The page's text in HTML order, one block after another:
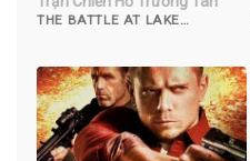
THE BATTLE AT LAKE